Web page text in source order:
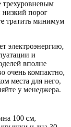
трехуровневым
порог
тратить минимум
электроэнергию,
и
вполне
очень компактно,
места для него,
у менеджера.
100 см,